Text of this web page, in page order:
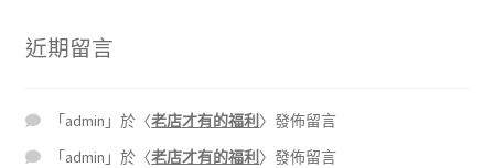
近期留言
「admin 」於〈老店才有的福利 〉發佈留言
「admin 」於〈老店才有的福利 〉發佈留言